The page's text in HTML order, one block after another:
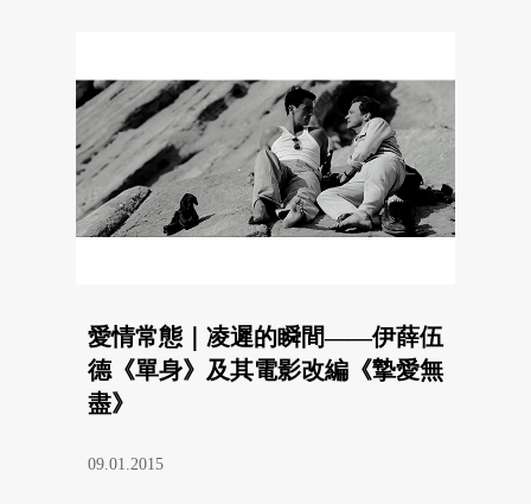
愛情常態｜凌遲的瞬間——伊薛伍
德《單身》及其電影改編《摯愛無
盡》
09.01.2015